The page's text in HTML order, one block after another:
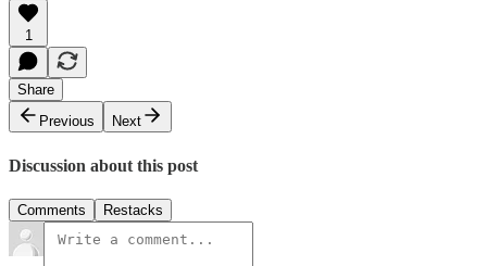
1
Share
Previous
Next
Discussion about this post
Comments Restacks